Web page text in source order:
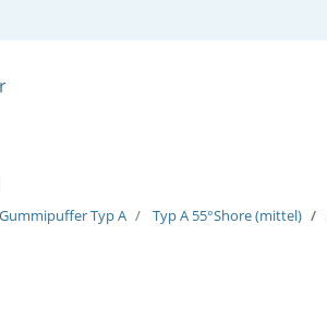
Gummipuffer Typ A Typ A 55°Shore (mittel)